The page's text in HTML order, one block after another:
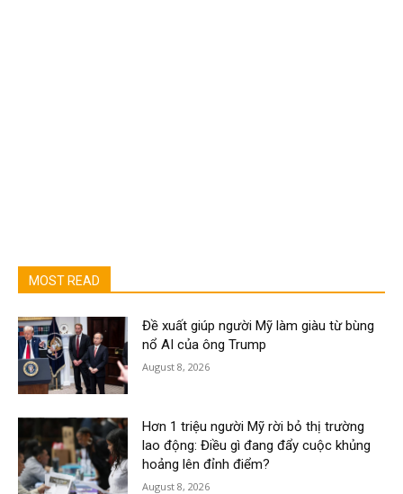
MOST READ
Đề xuất giúp người Mỹ làm giàu từ bùng
nổ AI của ông Trump
August 8, 2026
Hơn 1 triệu người Mỹ rời bỏ thị trường
lao động: Điều gì đang đẩy cuộc khủng
hoảng lên đỉnh điểm?
August 8, 2026